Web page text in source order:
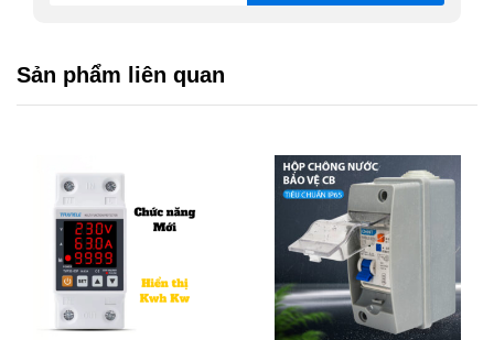
[label type=”default”]ĐẶC ĐIỂM NỔI BẬT[/label]
Thiết kế thông minh của Mỹ
Bộ mở khẩu đa năng 7-19mm có tay quay, khớp nối MK0719
có thể mở được tất cả loại đầu vít, ốc với các cạnh khác
nhau với chỉ một đầu khẩu đầu tiếp đa hình thông minh. Bạn
Sản phẩm liên quan